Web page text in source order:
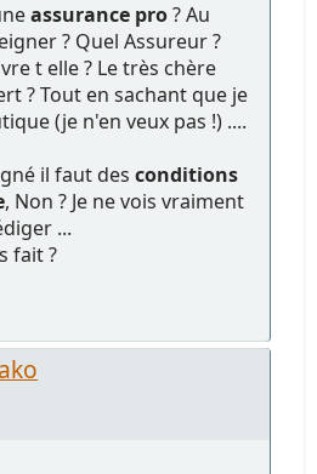
assurance pro? Au
? Quel Assureur ?
t elle ? Le très chère
? Tout en sachant que je
(je n'en veux pas !) ....
il faut desconditions
, Non ? Je ne vois vraiment
...
fait ?